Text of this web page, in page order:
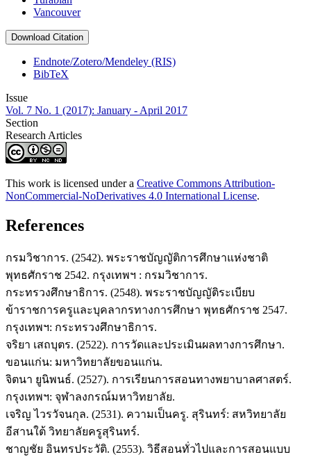
Vancouver
Download Citation
Endnote/Zotero/Mendeley (RIS)
BibTeX
Issue
Vol. 7 No. 1 (2017): January - April 2017
Section
Research Articles
This work is licensed under a Creative Commons Attribution-
NonCommercial-NoDerivatives 4.0 International License.
References
กรมวิชาการ. (2542). พระราชบัญญัติการศึกษาแห่งชาติ
พุทธศักราช 2542. กรุงเทพฯ : กรมวิชาการ.
กระทรวงศึกษาธิการ. (2548). พระราชบัญญัติระเบียบ
ข้าราชการครูและบุคลากรทางการศึกษา พุทธศักราช 2547.
กรุงเทพฯ: กระทรวงศึกษาธิการ.
จริยา เสถบุตร. (2522). การวัดและประเมินผลทางการศึกษา.
ขอนแก่น: มหาวิทยาลัยขอนแก่น.
จิตนา ยูนิพนธ์. (2527). การเรียนการสอนทางพยาบาลศาสตร์.
กรุงเทพฯ: จุฬาลงกรณ์มหาวิทยาลัย.
เจริญ ไวรวัจนกุล. (2531). ความเป็นครู. สุรินทร์: สหวิทยาลัย
อีสานใต้ วิทยาลัยครูสุรินทร์.
ชาญชัย อินทรประวัติ. (2553). วิธีสอนทั่วไปและการสอนแบบ